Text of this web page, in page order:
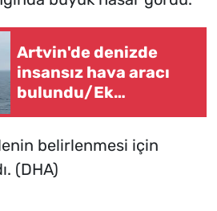
Artvin'de denizde
insansız hava aracı
bulundu/Ek
fotoğraflar
belirlenmesi için
(DHA)